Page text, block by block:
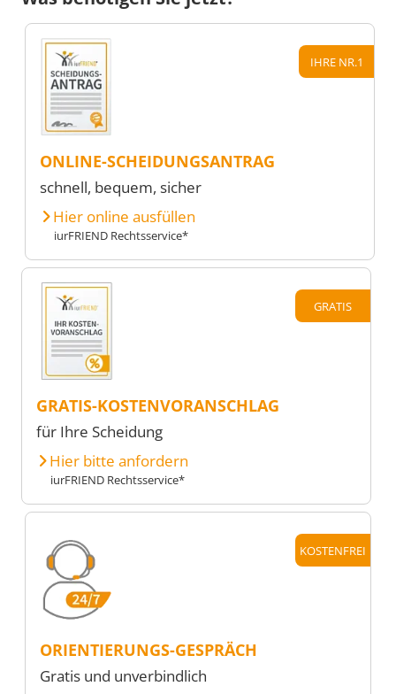
IHRE NR.1
ONLINE-SCHEIDUNGSANTRAG
schnell, bequem, sicher
Hier online ausfüllen
iurFRIEND Rechtsservice*
GRATIS
GRATIS-KOSTENVORANSCHLAG
für Ihre Scheidung
Hier bitte anfordern
iurFRIEND Rechtsservice*
KOSTENFREI
ORIENTIERUNGS-GESPRÄCH
Gratis und unverbindlich